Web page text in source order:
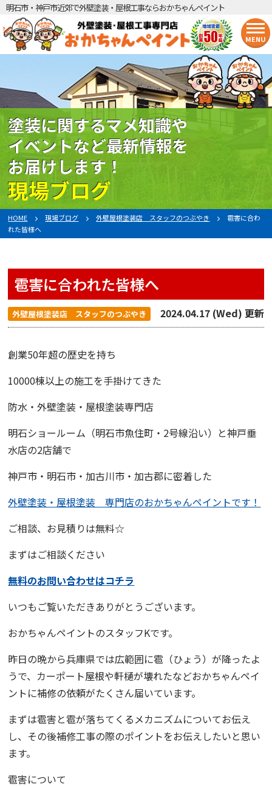
明石市・神戸市近郊で外壁塗装・屋根工事ならおかちゃんペイント
MENU
塗装に関するマメ知識や
イベントなど最新情報を
お届けします！
現場ブログ
HOME 現場ブログ 外壁屋根塗装店 スタッフのつぶやき
雹害に合わ
れた皆様へ
雹害に合われた皆様へ
外壁屋根塗装店 スタッフのつぶやき 2024.04.17 (Wed) 更新
創業50年超の歴史を持ち
10000棟以上の施工を手掛けてきた
防水・外壁塗装・屋根塗装専門店
明石ショールーム （明石市魚住町・2号線沿い）と神戸垂
水店の2店舗で
神戸市・明石市・加古川市・加古郡に密着した
外壁塗装・屋根塗装 専門店のおかちゃんペイントです！
ご相談、お見積りは無料☆
まずはご相談ください
無料のお問い合わせはコチラ
いつもご覧いただきありがとうございます。
おかちゃんペイントのスタッフKです。
昨日の晩から兵庫県では広範囲に雹（ひょう）が降ったよ
うで、カーポート屋根や軒樋が壊れたなどおかちゃんペイ
ントに補修の依頼がたくさん届いています。
まずは雹害と雹が落ちてくるメカニズムについてお伝え
し、その後補修工事の際のポイントをお伝えしたいと思い
ます。
雹害について